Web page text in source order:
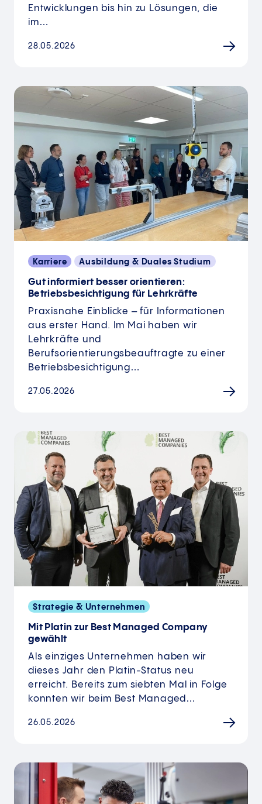
Entwicklungen bis hin zu Lösungen, die
im…
28.05.2026
Karriere Ausbildung & Duales Studium
Gut informiert besser orientieren:
Betriebsbesichtigung für Lehrkräfte
Praxisnahe Einblicke – für Informationen
aus erster Hand. Im Mai haben wir
Lehrkräfte und
Berufsorientierungsbeauftragte zu einer
Betriebsbesichtigung…
27.05.2026
Strategie & Unternehmen
Mit Platin zur Best Managed Company
gewählt
Als einziges Unternehmen haben wir
dieses Jahr den Platin-Status neu
erreicht. Bereits zum siebten Mal in Folge
konnten wir beim Best Managed…
26.05.2026